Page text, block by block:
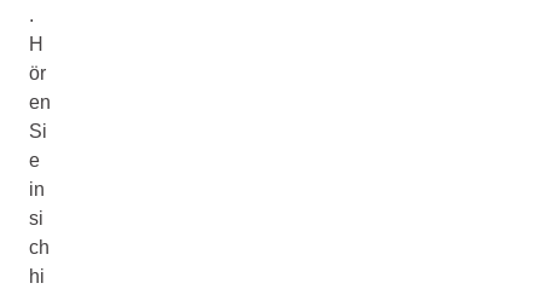
.
H
ör
en
Si
e
in
si
ch
hi